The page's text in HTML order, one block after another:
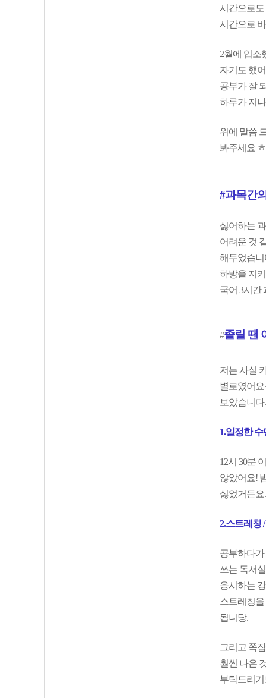
시간으로도
시간으로
2월에 입소
자기도 했
공부가 잘
하루가 지
위에 말씀
봐주세요
#과목간
싫어하는
어려운 것
해두었습니
하방을 지
국어 3시간
#졸릴 땐
저는 사실
별로였어
보았습니다.
1.일정한
12시 30분
않았어요!
싫었거든
2.스트레칭
공부하다
쓰는 독서
응시하는
스트레칭
됩니당.
그리고 쪽
훨씬 나은
부탁드리